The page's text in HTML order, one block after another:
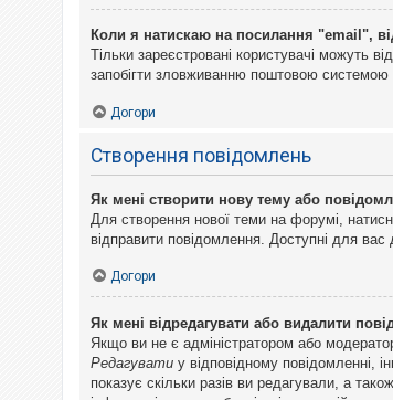
Коли я натискаю на посилання "email",
Тільки зареєстровані користувачі можуть
запобігти зловживанню поштовою системою
Догори
Створення повідомлень
Як мені створити нову тему або
Для створення нової теми на форумі,
відправити повідомлення. Доступні для
Догори
Як мені відредагувати або видалити
Якщо ви не є адміністратором або
Редагувати у відповідному повідомленні,
показує скільки разів ви редагували, а